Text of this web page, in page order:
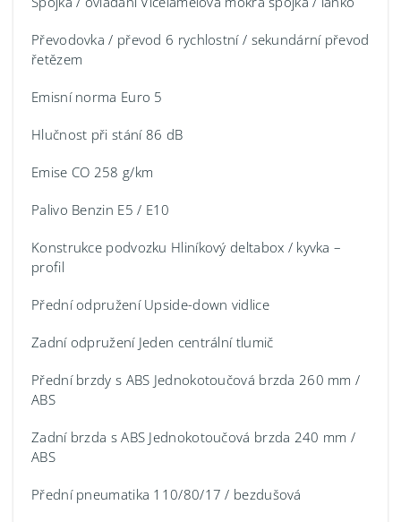
Převodovka / převod 6 rychlostní / sekundární převod
řetězem
Emisní norma Euro 5
Hlučnost při stání 86 dB
Emise CO 258 g/km
Palivo Benzin E5 / E10
Konstrukce podvozku Hliníkový deltabox / kyvka –
profil
Přední odpružení Upside-down vidlice
Zadní odpružení Jeden centrální tlumič
Přední brzdy s ABS Jednokotoučová brzda 260 mm /
ABS
Zadní brzda s ABS Jednokotoučová brzda 240 mm /
ABS
Přední pneumatika 110/80/17 / bezdušová